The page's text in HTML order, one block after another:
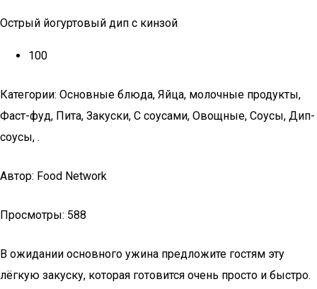
Острый йогуртовый дип с кинзой
100
Категории: Основные блюда, Яйца, молочные продукты,
Фаст-фуд, Пита, Закуски, С соусами, Овощные, Соусы, Дип-
соусы, .
Автор: Food Network
Просмотры: 588
В ожидании основного ужина предложите гостям эту
лёгкую закуску, которая готовится очень просто и быстро.